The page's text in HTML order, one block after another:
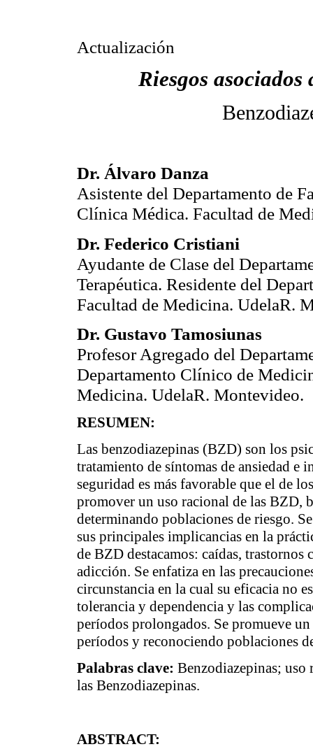
Actualización
Riesgos asociados
Dr. Álvaro Danza
Asistente del Departamento de
Clínica Médica. Facultad de
Dr. Federico Cristiani
Ayudante de Clase del
Terapéutica. Residente del
Facultad de Medicina. UdelaR.
Dr. Gustavo Tamosiunas
Profesor Agregado del
Departamento Clínico de
Medicina. UdelaR. Montevideo.
RESUMEN:
Las benzodiazepinas (BZD) son los
tratamiento de síntomas de ansiedad
seguridad es más favorable que el de
promover un uso racional de las BZD,
determinando poblaciones de riesgo.
sus principales implicancias en la
de BZD destacamos: caídas,
adicción. Se enfatiza en las
circunstancia en la cual su eficacia no
tolerancia y dependencia y las
períodos prolongados. Se promueve
períodos y reconociendo poblaciones
Palabras clave: Benzodiazepinas; uso
las Benzodiazepinas.
ABSTRACT: